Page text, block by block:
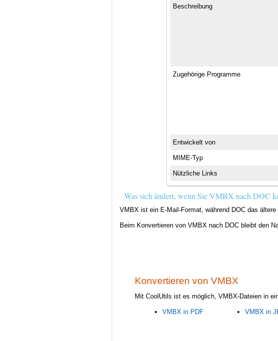
Beschreibung
Zugehörige Programme
Entwickelt von
MIME-Typ
Nützliche Links
Was sich ändert, wenn Sie VMBX nach DOC
VMBX ist ein E-Mail-Format, während DOC das
Beim Konvertieren von VMBX nach DOC bleibt den
Konvertieren von VMBX
Mit CoolUtils ist es möglich, VMBX-Dateien in
VMBX in PDF VMBX in